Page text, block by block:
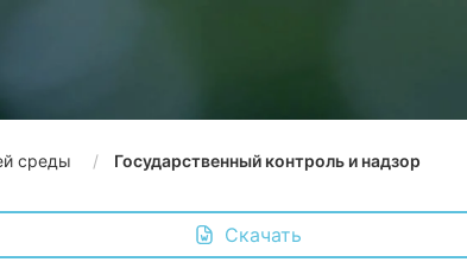
среды Государственный контроль и надзор
Скачать